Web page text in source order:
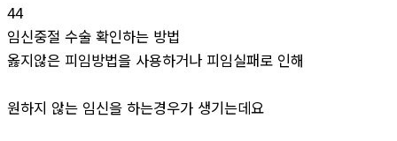
44
임신중절 수술 확인하는 방법
옳지않은 피임방법을 사용하거나 피임실패로 인해
원하지 않는 임신을 하는경우가 생기는데요